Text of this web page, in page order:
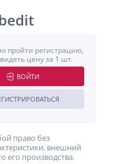
пройти регистрацию,
цену за 1 шт.
ВОЙТИ
право без
внешний
его производства.